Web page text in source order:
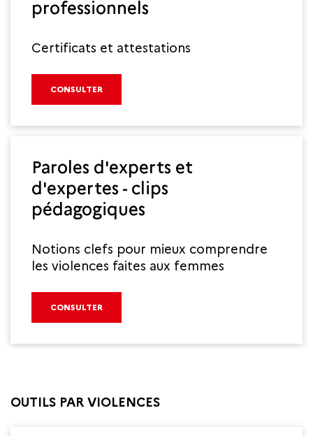
professionnels
Certificats et attestations
CONSULTER
Paroles d'experts et
d'expertes - clips
pédagogiques
Notions clefs pour mieux comprendre
les violences faites aux femmes
CONSULTER
OUTILS PAR VIOLENCES